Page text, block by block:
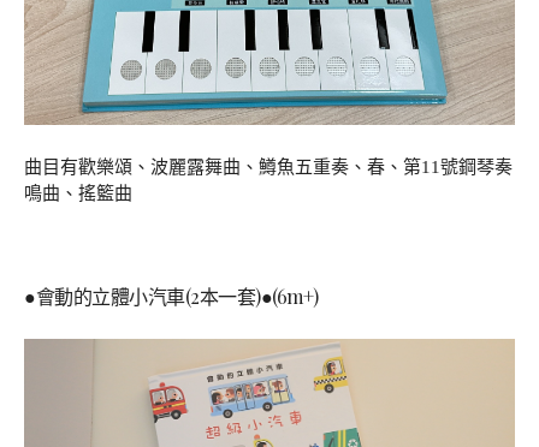
曲目有歡樂頌、波麗露舞曲、鱒魚五重奏、春、第11號鋼琴奏
鳴曲、搖籃曲
●會動的立體小汽車(2本一套)●(6m+)